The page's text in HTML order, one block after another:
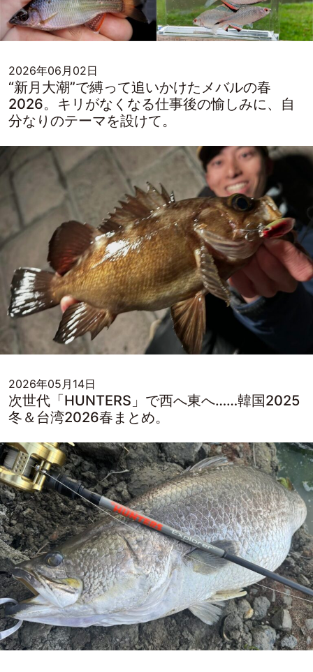
2026年06月02日
“新月大潮”で縛って追いかけたメバルの春
2026。キリがなくなる仕事後の愉しみに、自
分なりのテーマを設けて。
2026年05月14日
次世代「HUNTERS」で西へ東へ……韓国2025
冬＆台湾2026春まとめ。